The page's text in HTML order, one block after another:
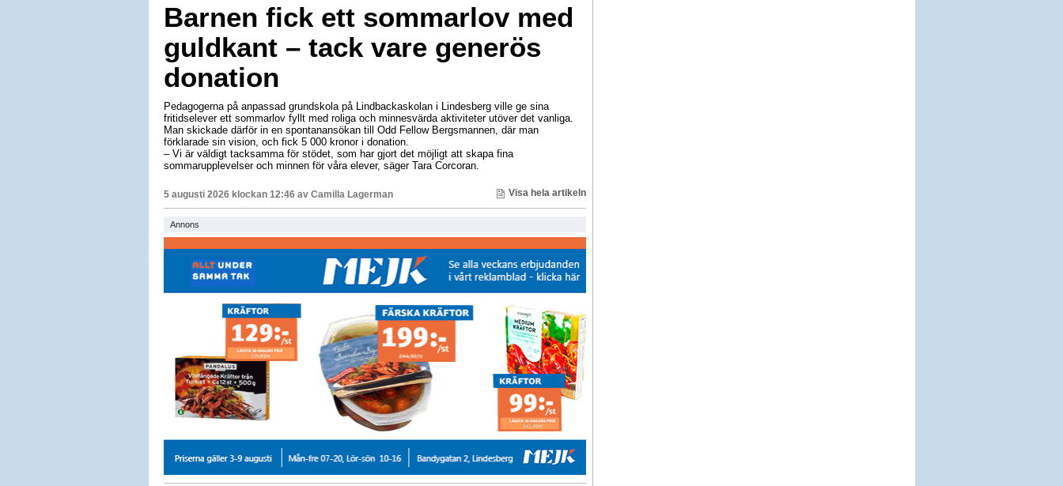
Barnen fick ett sommarlov med
guldkant – tack vare generös
donation
Pedagogerna på anpassad grundskola på Lindbackaskolan i Lindesberg ville ge sina
fritidselever ett sommarlov fyllt med roliga och minnesvärda aktiviteter utöver det vanliga.
Man skickade därför in en spontanansökan till Odd Fellow Bergsmannen, där man
förklarade sin vision, och fick 5 000 kronor i donation.
– Vi är väldigt tacksamma för stödet, som har gjort det möjligt att skapa fina
sommarupplevelser och minnen för våra elever, säger Tara Corcoran.
5 augusti 2026 klockan 12:46 av Camilla Lagerman Visa hela artikeln
Annons